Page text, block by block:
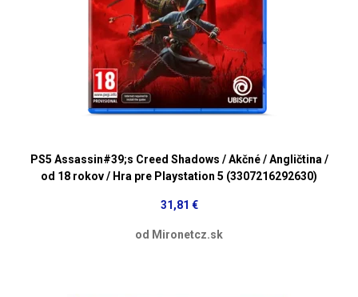
PS5 Assassin#39;s Creed Shadows / Akčné / Angličtina /
od 18 rokov / Hra pre Playstation 5 (3307216292630)
31,81 €
od Mironetcz.sk